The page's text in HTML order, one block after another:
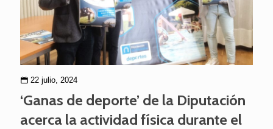
22 julio, 2024
‘Ganas de deporte’ de la Diputación
acerca la actividad física durante el